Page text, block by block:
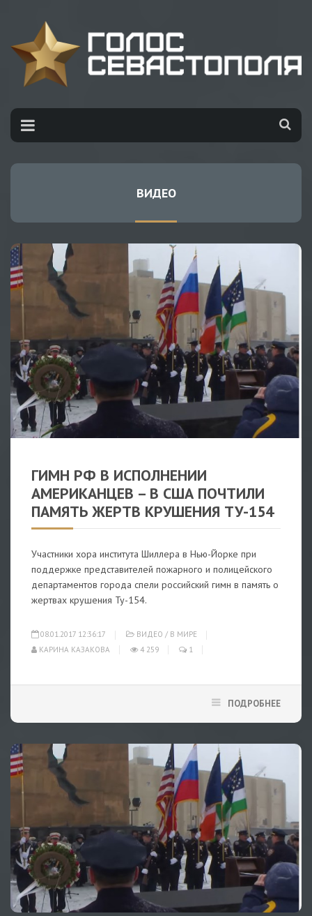
ВИДЕО
ГИМН РФ В ИСПОЛНЕНИИ
АМЕРИКАНЦЕВ – В США ПОЧТИЛИ
ПАМЯТЬ ЖЕРТВ КРУШЕНИЯ ТУ-154
Участники хора института Шиллера в Нью-Йорке при
поддержке представителей пожарного и полицейского
департаментов города спели российский гимн в память о
жертвах крушения Ту-154.
08.01.2017 12:36:17 ВИДЕО / В МИРЕ
КАРИНА КАЗАКОВА
4 259 1
ПОДРОБНЕЕ